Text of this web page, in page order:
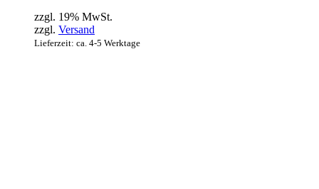
zzgl. 19% MwSt.
zzgl. Versand
Lieferzeit: ca. 4-5 Werktage